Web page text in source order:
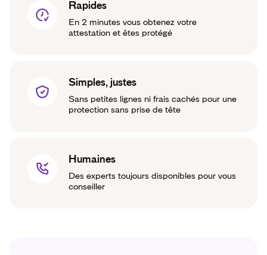
Rapides
En 2 minutes vous obtenez votre
attestation et êtes protégé
Simples, justes
Sans petites lignes ni frais cachés pour une
protection sans prise de tête
Humaines
Des experts toujours disponibles pour vous
conseiller